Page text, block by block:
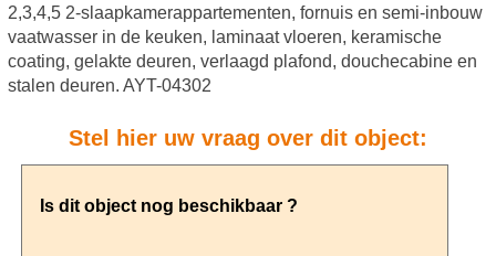
2,3,4,5 2-slaapkamerappartementen, fornuis en semi-inbouw
vaatwasser in de keuken, laminaat vloeren, keramische
coating, gelakte deuren, verlaagd plafond, douchecabine en
stalen deuren. AYT-04302
Stel hier uw vraag over dit object: